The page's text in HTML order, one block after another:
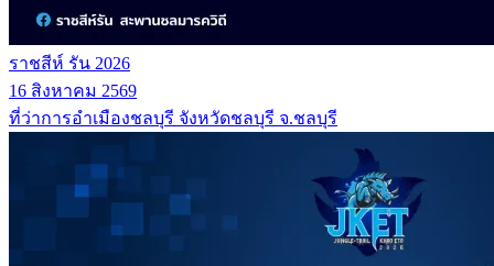
ราชสีห์ รัน 2026
16 สิงหาคม 2569
ที่ว่าการอำเมืองชลบุรี จังหวัดชลบุรี จ.ชลบุรี